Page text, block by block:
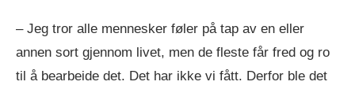
– Jeg tror alle mennesker føler på tap av en eller
annen sort gjennom livet, men de fleste får fred og ro
til å bearbeide det. Det har ikke vi fått. Derfor ble det